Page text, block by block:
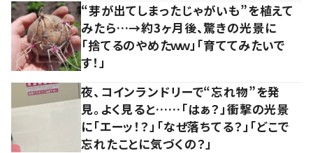
“芽が出てしまったじゃがいも”を植えて
みたら…→約3ヶ月後、驚きの光景に
「捨てるのやめたｗｗ」「育ててみたいで
す！」
夜、コインランドリーで“忘れ物”を発
見。よく見ると……「はぁ？」衝撃の光景
に「エーッ！？」「なぜ落ちてる？」「どこで
忘れたことに気づくの？」